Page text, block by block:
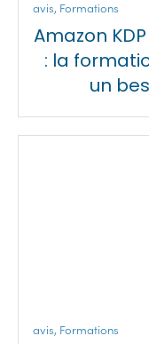
avis, Formations
Amazon
: la
un
avis, Formations